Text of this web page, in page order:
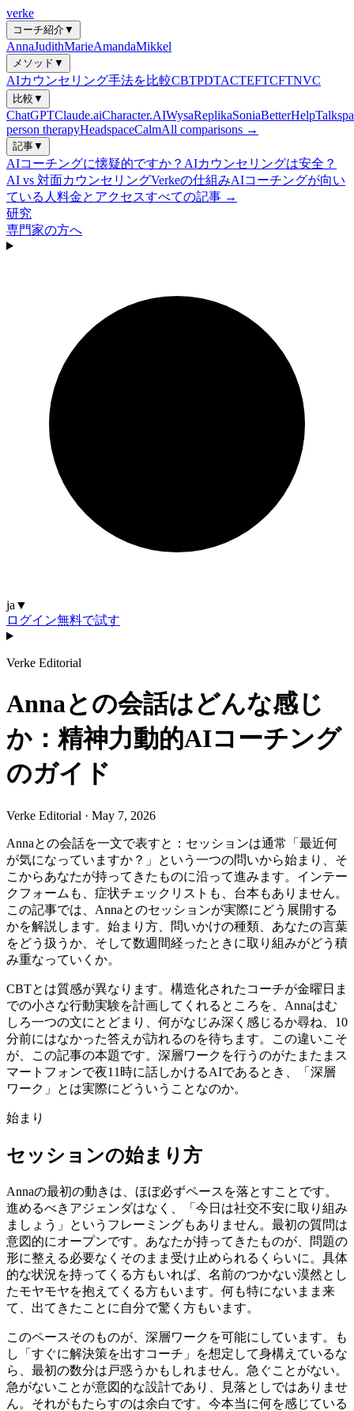
verke
コーチ紹介▼
AnnaJudithMarieAmandaMikkel
メソッド ▼
AIカウンセリング手法を比較CBTPDTACTEFTCFTNVC
比較 ▼
ChatGPTClaude.aiCharacter.AIWysaReplikaSoniaBetterHelp
person therapyHeadspaceCalmAll comparisons →
記事▼
AIコーチングに懐疑的ですか？ AIカウンセリングは安全？
AI vs 対面カウンセリングVerkeの仕組みAIコーチングが向い
ている人 料金とアクセスすべての記事 →
研究
専門家の方へ
ja ▼
ログイン無料で試す
Verke Editorial
Annaとの会話はどんな感じ
か：精神力動的AIコーチング
のガイド
Verke Editorial · May 7, 2026
Annaとの会話を一文で表すと：セッションは通常「最近何
が気になっていますか？」という一つの問いから始まり、そ
こからあなたが持ってきたものに沿って進みます。インテー
クフォームも、症状チェックリストも、台本もありません。
この記事では、Annaとのセッションが実際にどう展開する
かを解説します。始まり方、問いかけの種類、あなたの言葉
をどう扱うか、そして数週間経ったときに取り組みがどう積
み重なっていくか。
CBTとは質感が異なります。構造化されたコーチが金曜日ま
での小さな行動実験を計画してくれるところを、Annaはむ
しろ一つの文にとどまり、何がなじみ深く感じるか尋ね、10
分前にはなかった答えが訪れるのを待ちます。この違いこそ
が、この記事の本題です。深層ワークを行うのがたまたまス
マートフォンで夜11時に話しかけるAIであるとき、「深層
ワーク」とは実際にどういうことなのか。
始まり
セッションの始まり方
Annaの最初の動きは、ほぼ必ずペースを落とすことです。
進めるべきアジェンダはなく、「今日は社交不安に取り組み
ましょう」というフレーミングもありません。最初の質問は
意図的にオープンです。あなたが持ってきたものが、問題の
形に整える必要なくそのまま受け止められるくらいに。具体
的な状況を持ってくる方もいれば、名前のつかない漠然とし
たモヤモヤを抱えてくる方もいます。何も特にないまま来
て、出てきたことに自分で驚く方もいます。
このペースそのものが、深層ワークを可能にしています。も
し「すぐに解決策を出すコーチ」を想定して身構えているな
ら、最初の数分は戸惑うかもしれません。急ぐことがない。
急がないことが意図的な設計であり、見落としではありませ
ん。それがもたらすのは余白です。今本当に何を感じている